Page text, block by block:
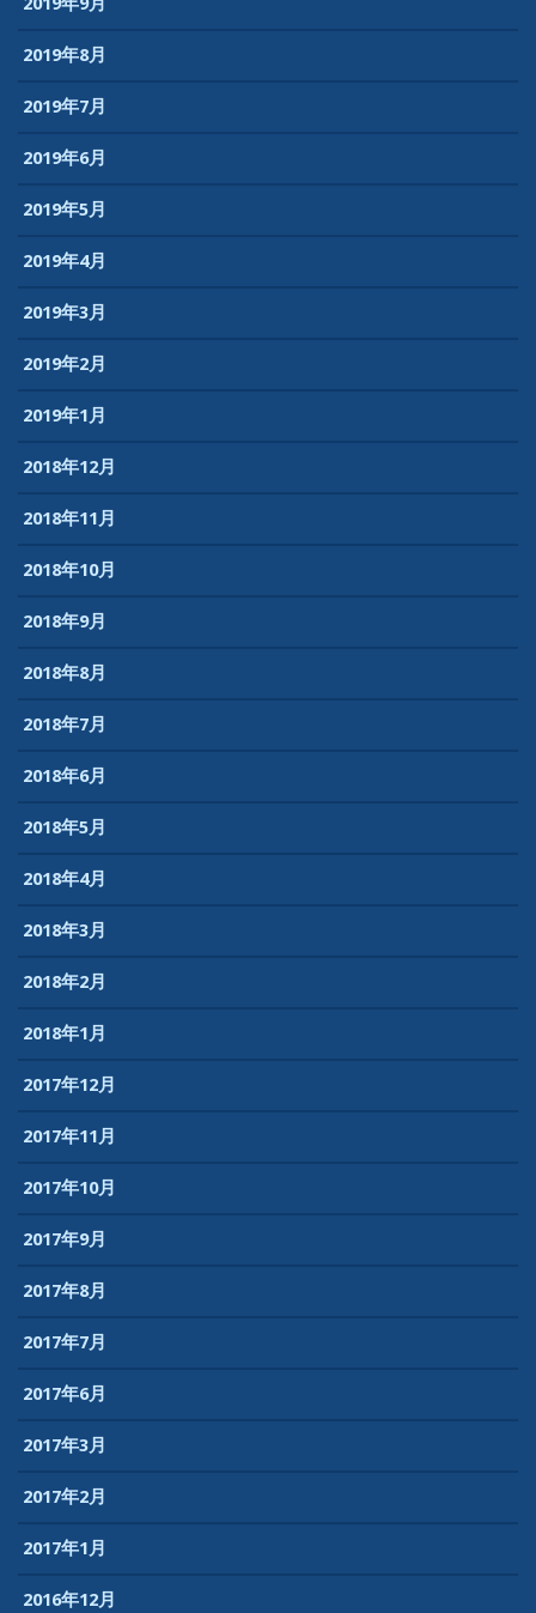
2019年8月
2019年7月
2019年6月
2019年5月
2019年4月
2019年3月
2019年2月
2019年1月
2018年12月
2018年11月
2018年10月
2018年9月
2018年8月
2018年7月
2018年6月
2018年5月
2018年4月
2018年3月
2018年2月
2018年1月
2017年12月
2017年11月
2017年10月
2017年9月
2017年8月
2017年7月
2017年6月
2017年3月
2017年2月
2017年1月
2016年12月